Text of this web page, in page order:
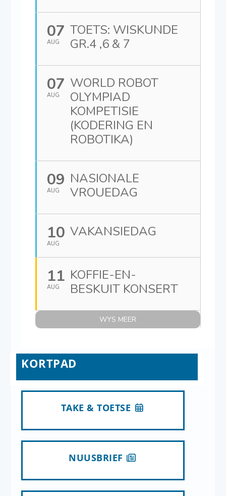
07
AUG
TOETS: WISKUNDE
GR.4 ,6 & 7
07
AUG
WORLD ROBOT
OLYMPIAD
KOMPETISIE
(KODERING EN
ROBOTIKA)
09
AUG
NASIONALE
VROUEDAG
10
AUG
VAKANSIEDAG
11
AUG
KOFFIE-EN-
BESKUIT KONSERT
WYS MEER
KORTPAD
TAKE & TOETSE
NUUSBRIEF